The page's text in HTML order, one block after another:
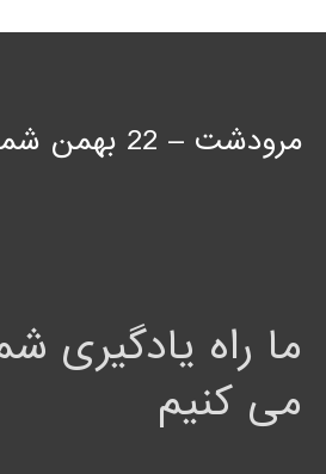
مرودشت – 22 بهمن شمالی
ما راه یادگیری
می کنیم